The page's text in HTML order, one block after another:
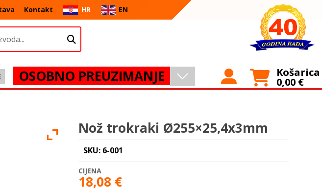
Kontakt HR EN
OSOBNO PREUZIMANJE Košarica
0,00 €
Nož trokraki Ø255×25,4x3mm
SKU: 6-001
18,08 €